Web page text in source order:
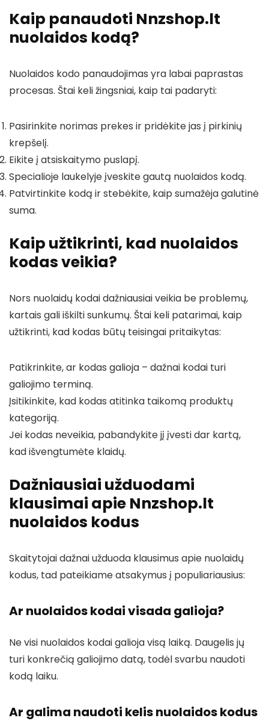
Kaip panaudoti Nnzshop.lt
nuolaidos kodą?
Nuolaidos kodo panaudojimas yra labai paprastas
procesas. Štai keli žingsniai, kaip tai padaryti:
Pasirinkite norimas prekes ir pridėkite jas į pirkinių
krepšelį.
Eikite į atsiskaitymo puslapį.
Specialioje laukelyje įveskite gautą nuolaidos kodą.
Patvirtinkite kodą ir stebėkite, kaip sumažėja galutinė
suma.
Kaip užtikrinti, kad nuolaidos
kodas veikia?
Nors nuolaidų kodai dažniausiai veikia be problemų,
kartais gali iškilti sunkumų. Štai keli patarimai, kaip
užtikrinti, kad kodas būtų teisingai pritaikytas:
Patikrinkite, ar kodas galioja – dažnai kodai turi
galiojimo terminą.
Įsitikinkite, kad kodas atitinka taikomą produktų
kategoriją.
Jei kodas neveikia, pabandykite jį įvesti dar kartą,
kad išvengtumėte klaidų.
Dažniausiai užduodami
klausimai apie Nnzshop.lt
nuolaidos kodus
Skaitytojai dažnai užduoda klausimus apie nuolaidų
kodus, tad pateikiame atsakymus į populiariausius:
Ar nuolaidos kodai visada galioja?
Ne visi nuolaidos kodai galioja visą laiką. Daugelis jų
turi konkrečią galiojimo datą, todėl svarbu naudoti
kodą laiku.
Ar galima naudoti kelis nuolaidos kodus